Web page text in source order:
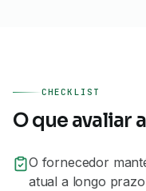
CHECKLIST
O que avaliar
O fornecedor
atual a longo